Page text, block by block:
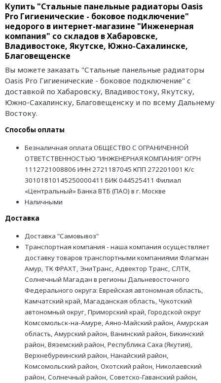
Купить "Стальные панельные радиаторы Oasis
Pro Гигиенические - боковое подключение"
недорого в интернет-магазине "Инженерная
компания" со складов в Хабаровске,
Владивостоке, Якутске, Южно-Сахалинске,
Благовещенске
Вы можете заказать "Стальные панельные радиаторы
Oasis Pro Гигиенические - боковое подключение" с
доставкой по Хабаровску, Владивостоку, Якутску,
Южно-Сахалинску, Благовещенску и по всему Дальнему
Востоку.
Способы оплаты
Безналичная оплата ОБЩЕСТВО С ОГРАНИЧЕННОЙ
ОТВЕТСТВЕННОСТЬЮ "ИНЖЕНЕРНАЯ КОМПАНИЯ" ОГРН
1112721008806 ИНН 2721187045 КПП 272201001 К/с
30101810145250000411 БИК 044525411 Филиал
«Центральный» Банка ВТБ (ПАО) в г. Москве
Наличными
Доставка
Доставка "Самовывоз"
Транспортная компания - наша компания осуществляет
доставку товаров транспортными компаниями Флагман
Амур, ТК ФРАХТ, ЭниТранс, Адвектор Транс, СЛТК,
Солнечный Магадан в регионы Дальневосточного
Федерального округа: Еврейская автономная область,
Камчатский край, Магаданская область, Чукотский
автономный округ, Приморский край, Городской округ
Комсомольск-на-Амуре, Аяно-Майский район, Амурская
область, Амурский район, Ванинский район, Бикинский
район, Вяземский район, Республика Саха (Якутия),
Верхнебуреинский район, Нанайский район,
Комсомольский район, Охотский район, Николаевский
район, Солнечный район, Советско-Гаванский район,